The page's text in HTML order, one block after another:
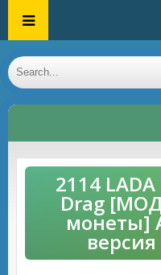
2114
Drag
монеты]